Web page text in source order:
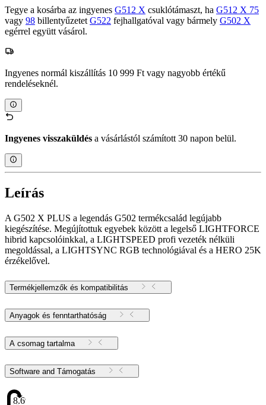
Tegye a kosárba az ingyenes G512 X csuklótámaszt, ha G512 X 75
vagy 98 billentyűzetet G522 fejhallgatóval vagy bármely G502 X
egérrel együtt vásárol.
Ingyenes normál kiszállítás 10 999 Ft vagy nagyobb értékű
rendeléseknél.
Ingyenes visszaküldés a vásárlástól számított 30 napon belül.
Leírás
A G502 X PLUS a legendás G502 termékcsalád legújabb
kiegészítése. Megújítottuk egyebek között a legelső LIGHTFORCE
hibrid kapcsolóinkkal, a LIGHTSPEED profi vezeték nélküli
megoldással, a LIGHTSYNC RGB technológiával és a HERO 25K
érzékelővel.
Termékjellemzők és kompatibilitás
Anyagok és fenntarthatóság
A csomag tartalma
Software and Támogatás
8.69